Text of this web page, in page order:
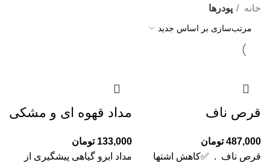
خانه پودرها
قرص ناف
487,000 تومان
قرص ناف . ✅کاهش اشتها
مداد قهوه ای و مشکی
133,000 تومان
مداد ابرو گیاهی پیشگیری از